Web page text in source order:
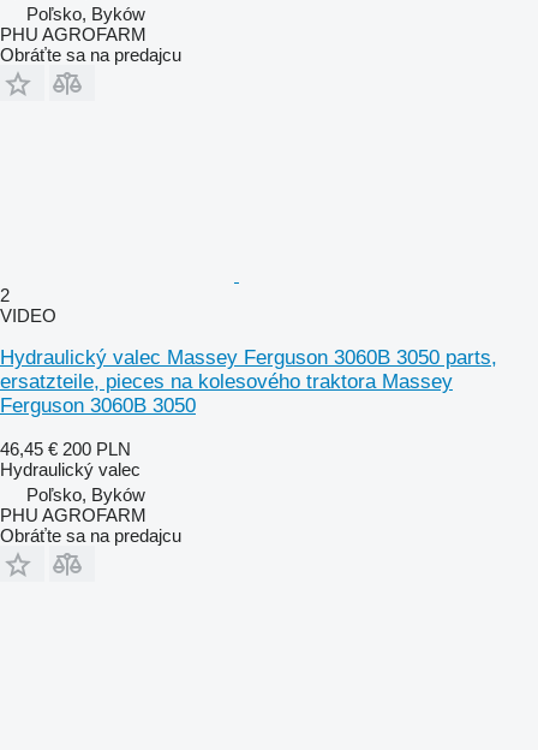
Poľsko, Byków
PHU AGROFARM
Obráťte sa na predajcu
2
VIDEO
Hydraulický valec Massey Ferguson 3060B 3050 parts,
ersatzteile, pieces na kolesového traktora Massey
Ferguson 3060B 3050
46,45 € 200 PLN
Hydraulický valec
Poľsko, Byków
PHU AGROFARM
Obráťte sa na predajcu